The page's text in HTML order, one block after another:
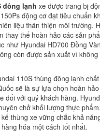
đông lạnh xe được trang bị
động cơ đạt tiêu chuẩn
liệu thân thiện môi trường.
thay thế hoàn hảo các sản
như Hyundai HD700 Đồng
còn được sản xuất vì
110S thùng đông lạnh
sẽ là sự lựa chọn hoàn
đối với quý khách hàng.
chở khối lượng thực
thùng xe vững chắc khả
hóa một cách tốt nhất.